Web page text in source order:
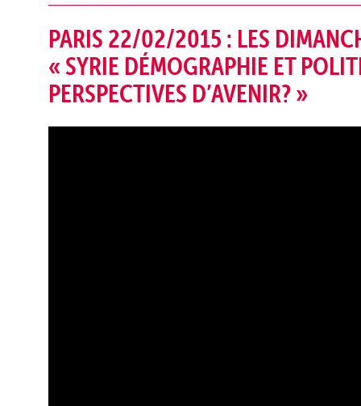
PARIS 22/02/2015 : LES
« SYRIE DÉMOGRAPHIE ET
PERSPECTIVES D’AVENIR? »